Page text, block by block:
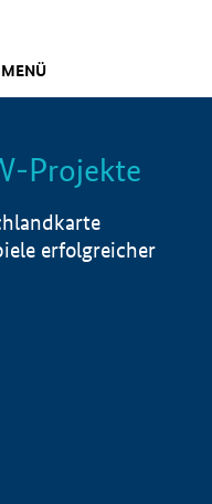
MENÜ
Info
Projekte
erfolgreicher